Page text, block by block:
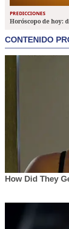
PREDICCIONES
Horóscopo de hoy:
CONTENIDO
How Did They